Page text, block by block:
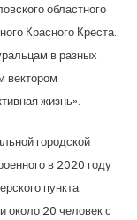
областного
Красного Креста.
в разных
вектором
жизнь».
городской
в 2020 году
пункта.
около 20 человек с